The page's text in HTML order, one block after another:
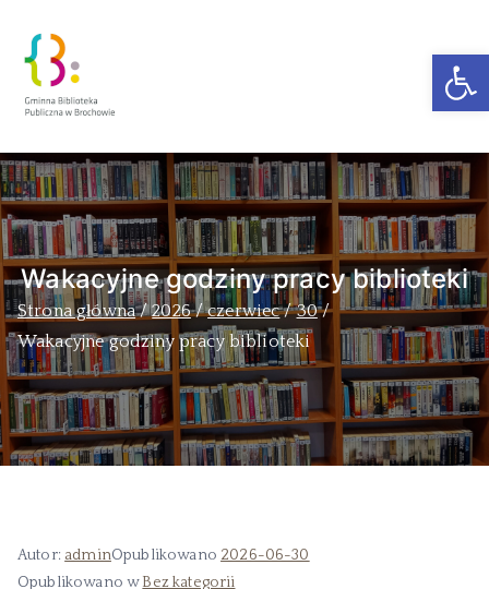
Author
Wakacyjne godziny pracy biblioteki
Strona główna 2026 czerwiec
30
Wakacyjne godziny pracy biblioteki
Autor: adminOpublikowano 2026-06-30
Opublikowano wBez kategorii